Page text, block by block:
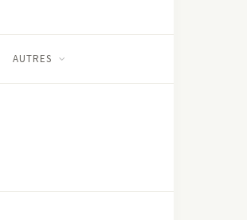
AUTRES